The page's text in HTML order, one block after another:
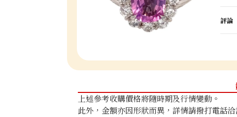
評論
上述參考收購價格將隨時期及行情變動。
此外，金額亦因形狀而異，詳情請撥打電話洽